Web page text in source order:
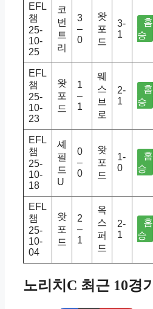
EFL
챔
25-
10-
25
코
번
트
리
3
–
0
왓
포
드
3-
1
홈
승
EFL
챔
25-
10-
23
왓
포
드
1
–
1
웨
스
브
로
2-
1
홈
승
EFL
챔
25-
10-
18
셰
필
드
U
0
–
0
왓
포
드
1-
0
홈
승
EFL
챔
25-
10-
04
왓
포
드
2
–
1
옥
스
퍼
드
2-
1
홈
승
노리치C 최근 10경기